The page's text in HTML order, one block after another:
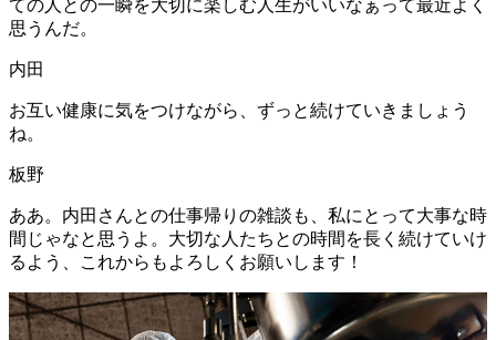
ての人との一瞬を大切に楽しむ人生がいいなぁって最近よく
思うんだ。
内田
お互い健康に気をつけながら、ずっと続けていきましょう
ね。
板野
ああ。内田さんとの仕事帰りの雑談も、私にとって大事な時
間じゃなと思うよ。大切な人たちとの時間を長く続けていけ
るよう、これからもよろしくお願いします！